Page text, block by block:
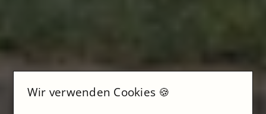
Wir verwenden Cookies 🍪